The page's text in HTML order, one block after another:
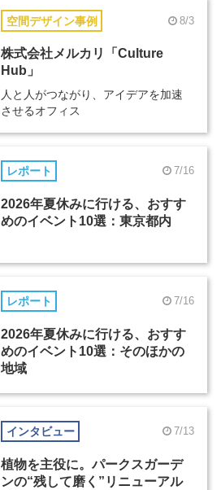
空間デザイン事例 8/3
株式会社メルカリ「Culture
Hub」
人と人がつながり、アイデアを加速
させるオフィス
レポート 7/16
2026年夏休みに行ける、おすす
めのイベント10選：東京都内
レポート 7/16
2026年夏休みに行ける、おすす
めのイベント10選：そのほかの
地域
インタビュー 7/13
植物を主役に。パークスガーデ
ンの“残して磨く”リニューアル